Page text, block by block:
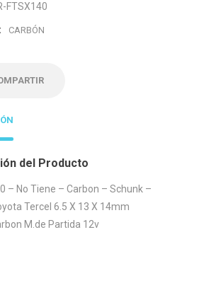
FTSX140
CARBÓN
del Producto
– No Tiene – Carbon – Schunk –
Tercel 6.5 X 13 X 14mm
M.de Partida 12v